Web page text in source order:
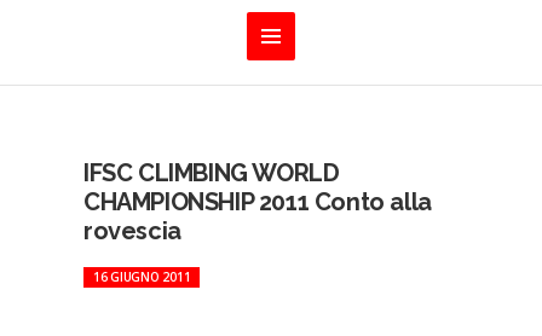
IFSC CLIMBING WORLD
CHAMPIONSHIP 2011 Conto alla
rovescia
16 GIUGNO 2011